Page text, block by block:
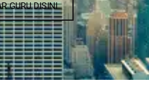
GURU DISINI